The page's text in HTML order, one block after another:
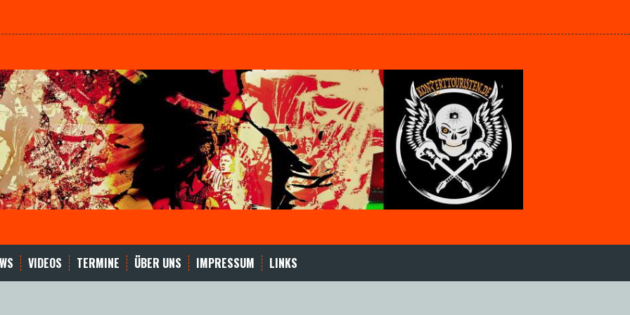
VIDEOS TERMINE ÜBER UNS IMPRESSUM LINKS